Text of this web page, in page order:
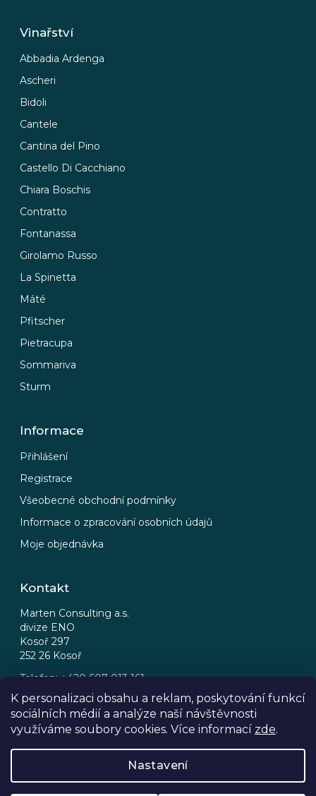
K personalizaci obsahu a reklam, poskytování funkcí
sociálních médií a analýze naší návštěvnosti
využíváme soubory cookies. Více informací zde.
Nastavení
Vinařství
Abbadia Ardenga
Ascheri
Bidoli
Cantele
Cantina del Pino
Castello Di Cacchiano
Chiara Boschis
Contratto
Fontanassa
Girolamo Russo
La Spinetta
Máté
Pfitscher
Pietracupa
Sommariva
Sturm
Informace
Přihlášení
Registrace
Všeobecné obchodní podmínky
Informace o zpracování osobních údajů
Moje objednávka
Kontakt
Marten Consulting a.s.
divize ENO
Kosoř 297
252 26 Kosoř
Telefon: +420 607 013 161
Email: eno@eno.cz
FB IG